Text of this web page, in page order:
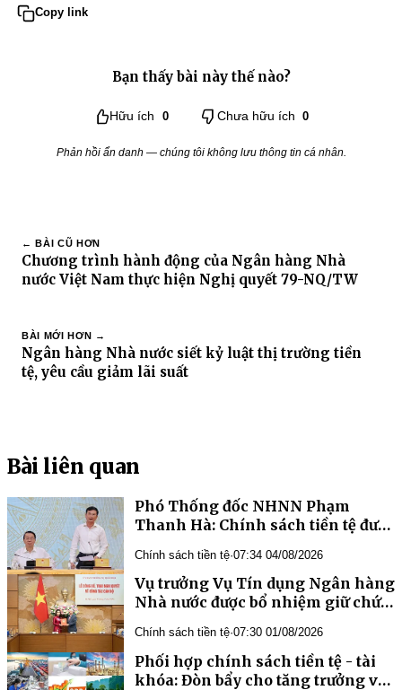
Copy link
Bạn thấy bài này thế nào?
Hữu ích 0 Chưa hữu ích 0
Phản hồi ẩn danh — chúng tôi không lưu thông tin cá nhân.
← BÀI CŨ HƠN
Chương trình hành động của Ngân hàng Nhà
nước Việt Nam thực hiện Nghị quyết 79-NQ/TW
BÀI MỚI HƠN →
Ngân hàng Nhà nước siết kỷ luật thị trường tiền
tệ, yêu cầu giảm lãi suất
Bài liên quan
Phó Thống đốc NHNN Phạm
Thanh Hà: Chính sách tiền tệ được
dư địa hỗ trợ mục tiêu tăng trưởng
Chính sách tiền tệ·07:34 04/08/2026
Vụ trưởng Vụ Tín dụng Ngân hàng
Nhà nước được bổ nhiệm giữ chức
Chính sách tiền tệ·07:30 01/08/2026
Phối hợp chính sách tiền tệ - tài
khóa: Đòn bẩy cho tăng trưởng và